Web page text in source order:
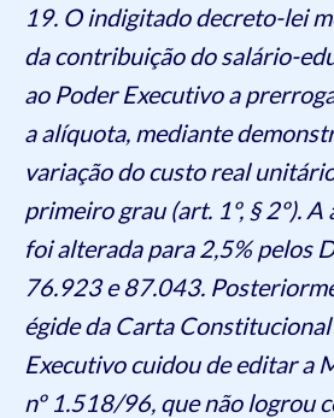
19. O indigitado decreto-lei
da contribuição do salário-
ao Poder Executivo a
a alíquota, mediante
variação do custo real
primeiro grau (art. 1º, § 2º).
foi alterada para 2,5% pelos
76.923 e 87.043.
égide da Carta
Executivo cuidou de editar a
nº 1.518/96, que não logrou